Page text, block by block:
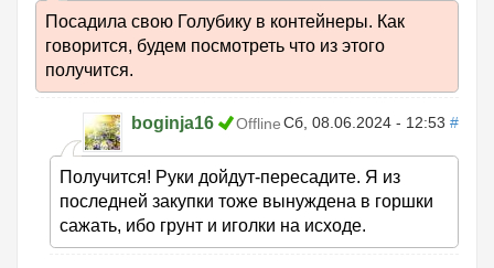
Посадила свою Голубику в контейнеры. Как
говорится, будем посмотреть что из этого
получится.
boginja16 Offline Сб, 08.06.2024 - 12:53 #
Получится! Руки дойдут-пересадите. Я из
последней закупки тоже вынуждена в горшки
сажать, ибо грунт и иголки на исходе.